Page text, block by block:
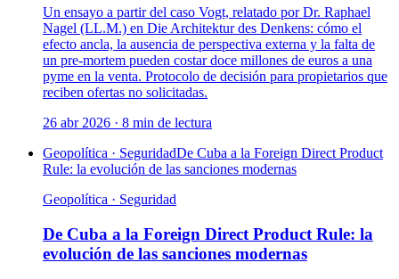
Un ensayo a partir del caso Vogt, relatado por Dr. Raphael
Nagel (LL.M.) en Die Architektur des Denkens: cómo el
efecto ancla, la ausencia de perspectiva externa y la falta de
un pre-mortem pueden costar doce millones de euros a una
pyme en la venta. Protocolo de decisión para propietarios que
reciben ofertas no solicitadas.
26 abr 2026 · 8 min de lectura
Geopolítica · SeguridadDe Cuba a la Foreign Direct Product
Rule: la evolución de las sanciones modernas
Geopolítica · Seguridad
De Cuba a la Foreign Direct Product Rule: la
evolución de las sanciones modernas